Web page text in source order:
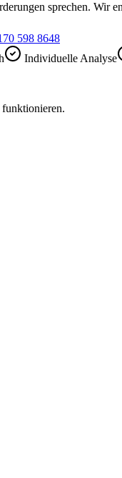
sprechen. Wir
598 8648
Individuelle Analyse